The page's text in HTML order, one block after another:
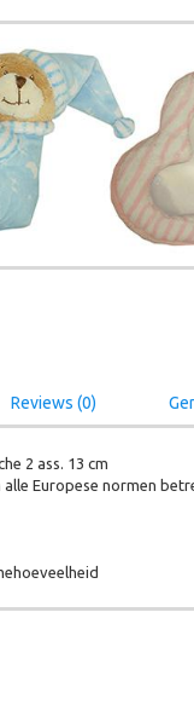
Reviews (0)
2 ass. 13 cm
Europese normen